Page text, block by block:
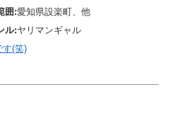
囲:愛知県設楽町、他
ル:ヤリマンギャル
す(笑)